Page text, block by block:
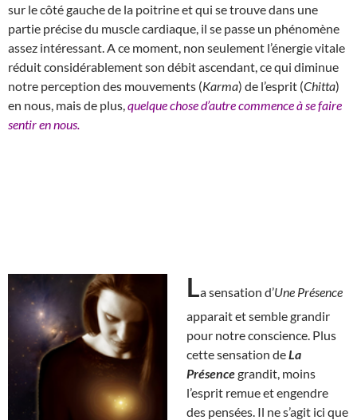
sur le côté gauche de la poitrine et qui se trouve dans une
partie précise du muscle cardiaque, il se passe un phénomène
assez intéressant. A ce moment, non seulement l’énergie vitale
réduit considérablement son débit ascendant, ce qui diminue
notre perception des mouvements (Karma) de l’esprit (Chitta)
en nous, mais de plus, quelque chose d’autre commence à se faire
sentir en nous.
La sensation d’Une Présence
apparait et semble grandir
pour notre conscience. Plus
cette sensation deLa
Présencegrandit, moins
l’esprit remue et engendre
des pensées. Il ne s’agit ici que